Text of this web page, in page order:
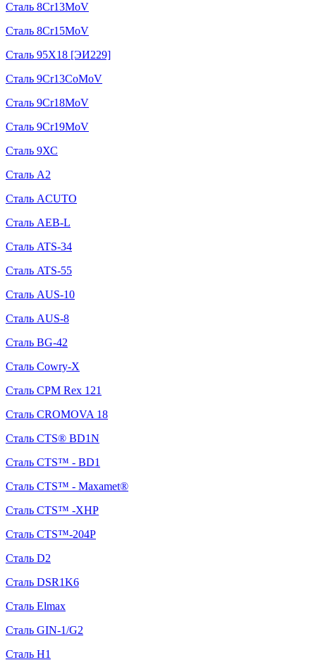
Сталь 8Cr13MoV
Сталь 8Cr15MoV
Сталь 95Х18 [ЭИ229]
Сталь 9Cr13CoMoV
Сталь 9Cr18MoV
Сталь 9Cr19MoV
Сталь 9ХС
Сталь A2
Сталь ACUTO
Сталь AEB-L
Сталь ATS-34
Сталь ATS-55
Сталь AUS-10
Сталь AUS-8
Сталь BG-42
Сталь Cowry-X
Сталь CPM Rex 121
Сталь CROMOVA 18
Сталь CTS® BD1N
Сталь CTS™ - BD1
Сталь CTS™ - Maxamet®
Сталь CTS™ -XHP
Сталь CTS™-204P
Сталь D2
Сталь DSR1K6
Сталь Elmax
Сталь GIN-1/G2
Сталь H1